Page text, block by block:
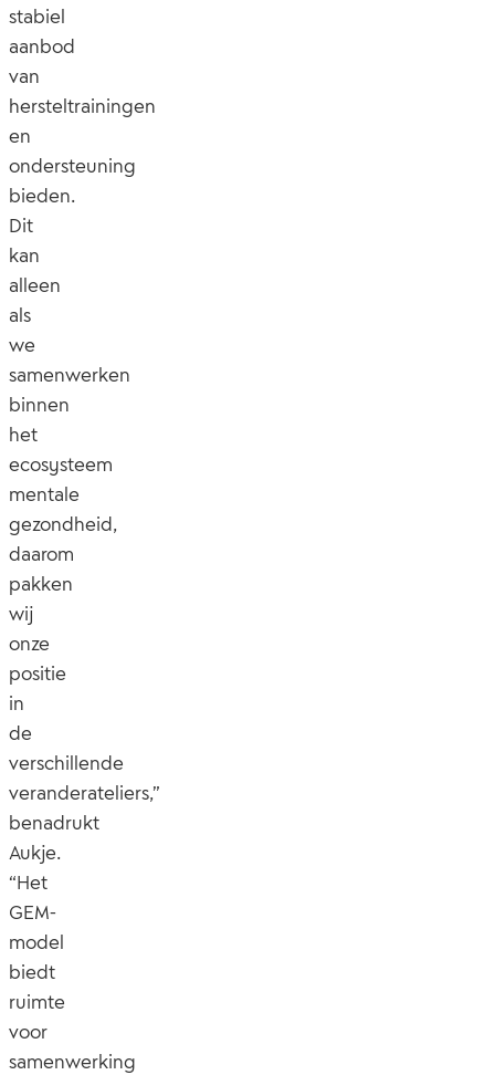
stabiel
aanbod
van
hersteltrainingen
en
ondersteuning
bieden.
Dit
kan
alleen
als
we
samenwerken
binnen
het
ecosysteem
mentale
gezondheid,
daarom
pakken
wij
onze
positie
in
de
verschillende
veranderateliers,”
benadrukt
Aukje.
“Het
GEM-
model
biedt
ruimte
voor
samenwerking